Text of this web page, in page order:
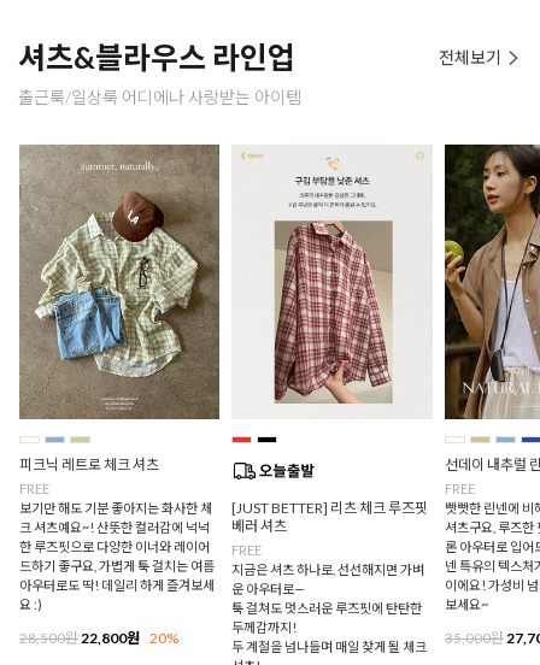
셔츠&블라우스 라인업
출근룩/일상룩 어디에나 사랑받는 아이템
전체보기
피크닉 레트로 체크 셔츠
FREE
보기만 해도 기분 좋아지는 화사한 체
크 셔츠예요~! 산뜻한 컬러감에 넉넉
한 루즈핏으로 다양한 이너와 레이어
드하기 좋구요, 가볍게 툭 걸치는 여름
아우터로도 딱! 데일리 하게 즐겨보세
요 :)
28,500원 22,800원 20%
[JUST BETTER] 리츠 체크 루즈핏
베러 셔츠
FREE
지금은 셔츠 하나로, 선선해지면 가벼
운 아우터로—
툭 걸쳐도 멋스러운 루즈핏에 탄탄한
두께감까지!
두 계절을 넘나들며 매일 찾게 될 체크
선데이 내추럴
FREE
빳빳한 린넨에 비
셔츠구요, 루즈한
론 아우터로 입어
넨 특유의 텍스처
이에요! 가성비
보세요~
35,000원